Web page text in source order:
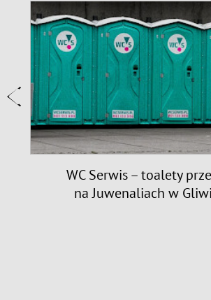
WC Serwis – toalety
na Juwenaliach w